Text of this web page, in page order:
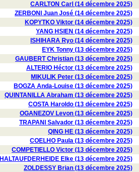
CARLTON Carl (14 décembre 2025)
ZERBONI Juan José (14 décembre 2025)
KOPYTKO Viktor (14 décembre 2025)
YANG HSIEN (14 décembre 2025)
ISHIHARA Ryo (14 décembre 2025)
EYK Tonny (13 décembre 2025)
GAUBERT Christian (13 décembre 2025)
ALTERIO Héctor (13 décembre 2025)
MIKULIK Peter (13 décembre 2025)
BOGZA Anda-Louise (13 décembre 2025)
QUINTANILLA Abraham (13 décembre 2025)
COSTA Haroldo (13 décembre 2025)
OGANEZOV Levon (13 décembre 2025)
TRAPANI Salvador (13 décembre 2025)
QING HE (13 décembre 2025)
COELHO Paula (13 décembre 2025)
COMPETIELLO Victor (13 décembre 2025)
HALTAUFDERHEIDE Elke (13 décembre 2025)
ZOLDESSY Brian (13 décembre 2025)